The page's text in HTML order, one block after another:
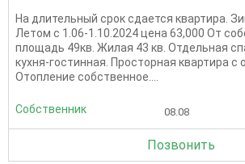
На длительный срок сдается квартира.
Летом с 1.06-1.10.2024 цена 63,000 От
площадь 49кв. Жилая 43 кв. Отдельная
кухня-гостинная. Просторная квартира с
Отопление собственное....
Собственник 08.08
Позвонить